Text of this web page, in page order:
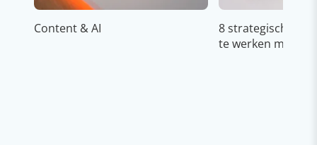
Content & AI
8 strategische
te werken met